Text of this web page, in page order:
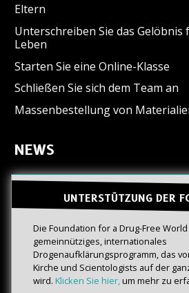
Eltern
Unterschreiben Sie das
Leben
Starten Sie eine Online-Klasse
Schließen Sie sich dem Team an
Massenbestellung von
NEWS
UNTERSTÜTZUNG DER
Die Foundation for a Drug-Free
gemeinnütziges, internationales
Drogenaufklärungsprogramm, das
Kirche und Scientologists auf der
wird. Klicken Sie hier,um mehr zu